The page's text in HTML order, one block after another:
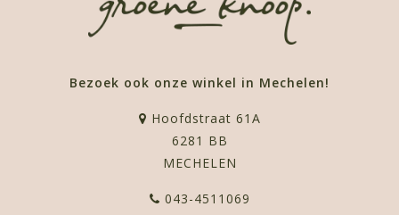
Bezoek ook onze winkel in Mechelen!
Hoofdstraat 61A
6281 BB
MECHELEN
043-4511069